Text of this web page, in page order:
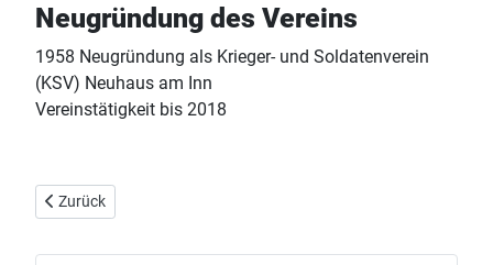
Neugründung des Vereins
1958 Neugründung als Krieger- und Soldatenverein
(KSV) Neuhaus am Inn
Vereinstätigkeit bis 2018
Vorheriger Beitrag: Neuhaus Vornbach am Inn
Zurück